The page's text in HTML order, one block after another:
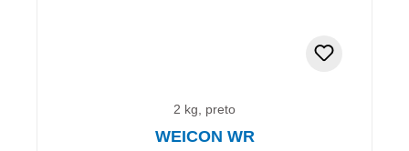
2 kg, preto
WEICON WR